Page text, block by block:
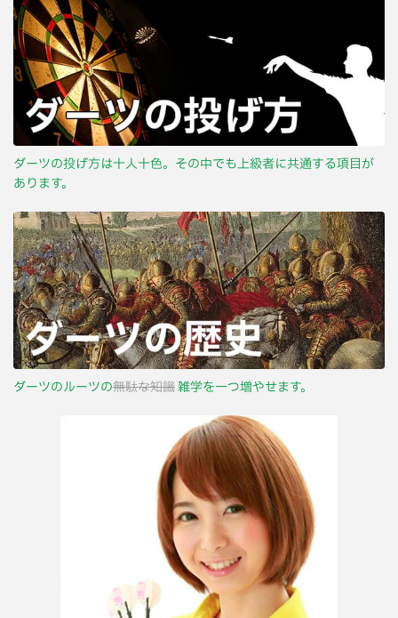
ダーツの投げ方は十人十色。その中でも上級者に共通する項目が
あります。
ダーツのルーツの無駄な知識雑学を一つ増やせます。